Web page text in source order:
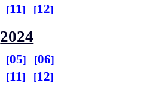
11 12
2024
05
06
11 12